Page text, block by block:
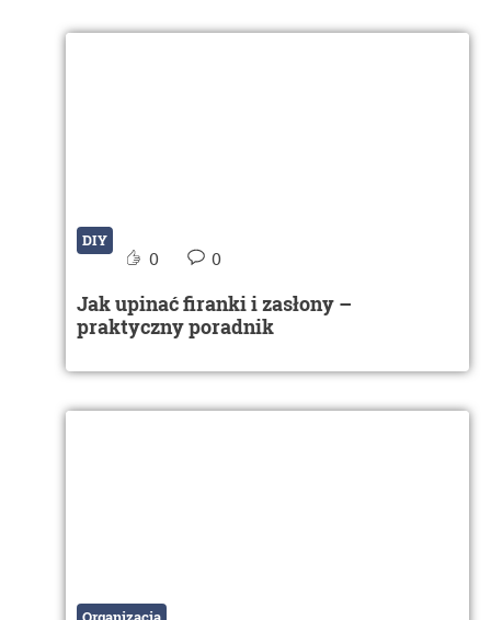
DIY
0 0
Jak upinać firanki i zasłony –
praktyczny poradnik